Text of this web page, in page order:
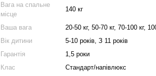
Вага на спальне
місце
140 кг
Ваша вага
20-50 кг, 50-70 кг, 70-100 кг,
Вік дитини
5-10 років, З 11 років
Гарантія
1,5 роки
Клас
Стандарт/напівлюкс